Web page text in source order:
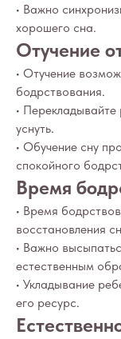
• Важно
хорошего сна.
Отучение
• Отучение
бодрствования.
•
уснуть.
• Обучение сну
спокойного
Время
• Время
восстановления
• Важно
естественным
• Укладывание
его ресурс.